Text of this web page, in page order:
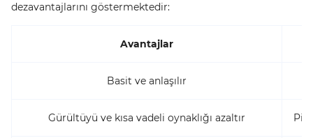
dezavantajlarını göstermektedir:
Avantajlar
Basit ve anlaşılır
Gürültüyü ve kısa vadeli oynaklığı azaltır